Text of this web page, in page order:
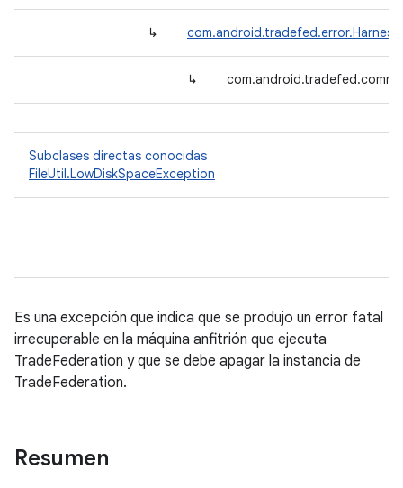
↳
↳
Subclases directas conocidas
FileUtil.LowDiskSpaceException
Es una excepción que indica que se produjo un error fatal
irrecuperable en la máquina anfitrión que ejecuta
TradeFederation y que se debe apagar la instancia de
TradeFederation.
Resumen